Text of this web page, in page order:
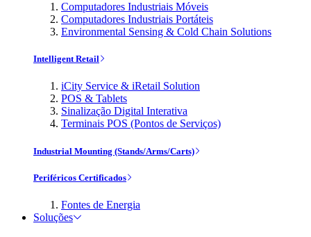
Computadores Industriais Móveis
Computadores Industriais Portáteis
Environmental Sensing & Cold Chain Solutions
Intelligent Retail
iCity Service & iRetail Solution
POS & Tablets
Sinalização Digital Interativa
Terminais POS (Pontos de Serviços)
Industrial Mounting (Stands/Arms/Carts)
Periféricos Certificados
Fontes de Energia
Soluções